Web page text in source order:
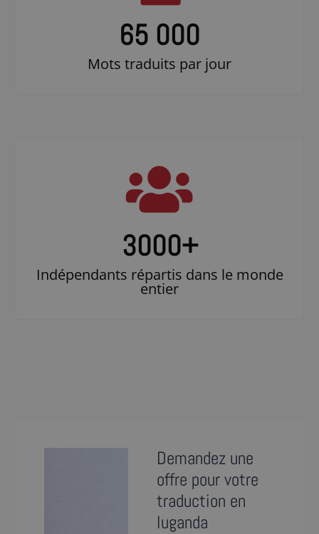
65 000
Mots traduits par jour
3000+
Indépendants répartis dans le monde
entier
Demandez une
offre pour votre
traduction en
luganda